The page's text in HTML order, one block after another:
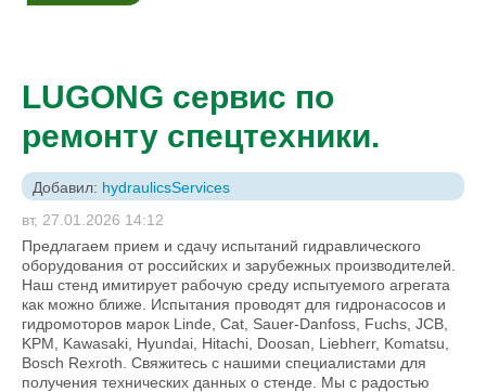
LUGONG сервис по
ремонту спецтехники.
Добавил: hydraulicsServices
вт, 27.01.2026 14:12
Предлагаем прием и сдачу испытаний гидравлического
оборудования от российских и зарубежных производителей.
Наш стенд имитирует рабочую среду испытуемого агрегата
как можно ближе. Испытания проводят для гидронасосов и
гидромоторов марок Linde, Cat, Sauer-Danfoss, Fuchs, JCB,
KPM, Kawasaki, Hyundai, Hitachi, Doosan, Liebherr, Komatsu,
Bosch Rexroth. Свяжитесь с нашими специалистами для
получения технических данных о стенде. Мы с радостью